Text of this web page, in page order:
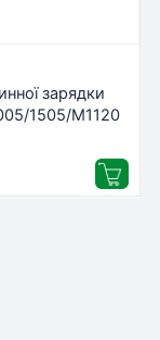
зарядки
1505/M1120